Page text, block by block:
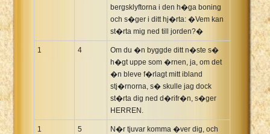
Vietnamese 1934 Bible
bergsklyftorna i den h�ga boning
och s�ger i ditt hj�rta: �Vem kan
st�rta mig ned till jorden?�
1 4
Om du �n byggde ditt n�ste s�
h�gt uppe som �rnen, ja, om det
�n bleve f�rlagt mitt ibland
stj�rnorna, s� skulle jag dock
st�rta dig ned d�rifr�n, s�ger
HERREN.
1 5
N�r tjuvar komma �ver dig, och